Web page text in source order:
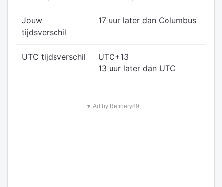
Jouw
tijdsverschil
17 uur later dan Columbus
UTC tijdsverschil
UTC+13
13 uur later dan UTC
▼ Ad by Refinery89